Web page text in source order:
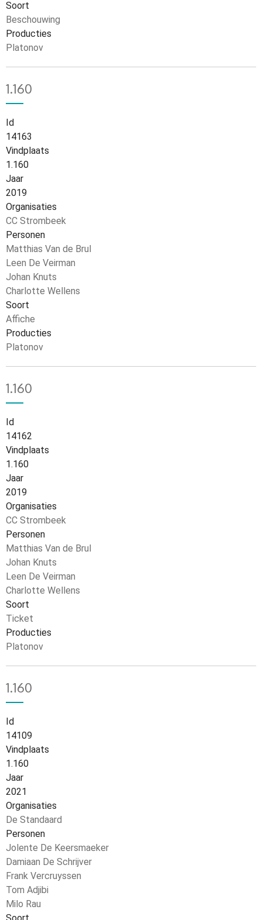
Soort
Beschouwing
Producties
Platonov
1.160
Id
14163
Vindplaats
1.160
Jaar
2019
Organisaties
CC Strombeek
Personen
Matthias Van de Brul
Leen De Veirman
Johan Knuts
Charlotte Wellens
Soort
Affiche
Producties
Platonov
1.160
Id
14162
Vindplaats
1.160
Jaar
2019
Organisaties
CC Strombeek
Personen
Matthias Van de Brul
Johan Knuts
Leen De Veirman
Charlotte Wellens
Soort
Ticket
Producties
Platonov
1.160
Id
14109
Vindplaats
1.160
Jaar
2021
Organisaties
De Standaard
Personen
Jolente De Keersmaeker
Damiaan De Schrijver
Frank Vercruyssen
Tom Adjibi
Milo Rau